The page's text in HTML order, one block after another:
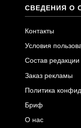
СВЕДЕНИЯ О
Контакты
Условия
Состав редакции
Заказ рекламы
Политика
Бриф
О нас